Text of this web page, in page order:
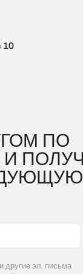
10
ПО
другие эл. письма